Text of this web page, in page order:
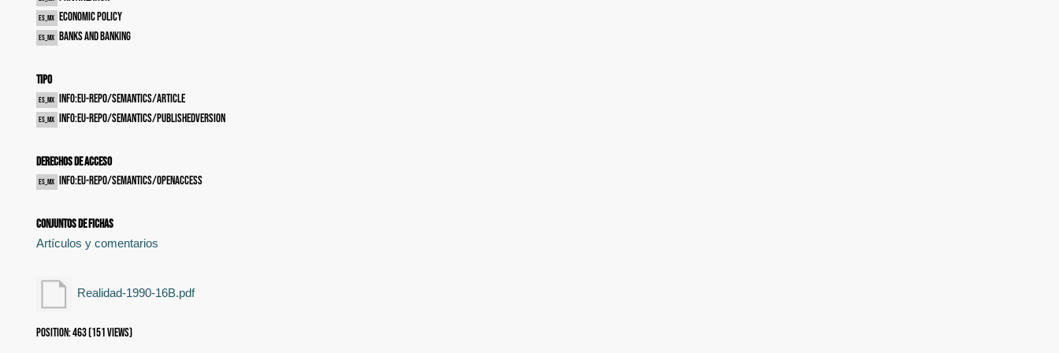
es_MX Economic policy
es_MX Banks and banking
Tipo
es_MX info:eu-repo/semantics/article
es_MX info:eu-repo/semantics/publishedVersion
Derechos de acceso
es_MX info:eu-repo/semantics/openAccess
Conjuntos de fichas
Artículos y comentarios
Realidad-1990-16B.pdf
Position:463(151views)